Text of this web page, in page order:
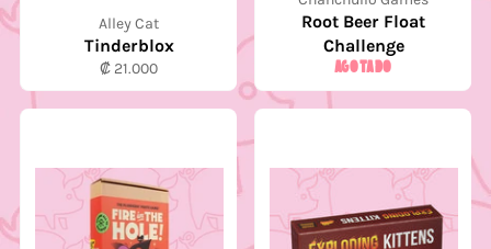
Alley Cat
Tinderblox
Precio
habitual
₡ 21.000
Root Beer Float
Challenge
AGOTADO